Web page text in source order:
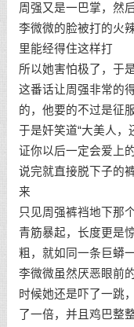
周强又是一巴掌，然
李微微的脸被打的火
里能经得住这样打
所以她害怕极了，于
这番话让周强非常的
的，他要的不过是征
于是奸笑道“大美人
证你以后一定会爱上
说完就直接脱下子的
来
只见周强裤裆地下那
青筋暴起，长度更是
粗，就如同一条巨蟒
李微微虽然厌恶眼前
时候她还是吓了一跳
了一倍，并且鸡巴整